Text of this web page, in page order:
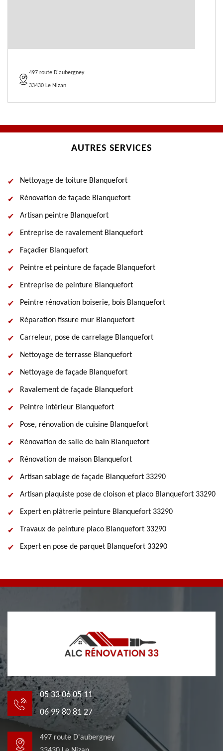
497 route D'aubergney
33430 Le Nizan
AUTRES SERVICES
Nettoyage de toiture Blanquefort
Rénovation de façade Blanquefort
Artisan peintre Blanquefort
Entreprise de ravalement Blanquefort
Façadier Blanquefort
Peintre et peinture de façade Blanquefort
Entreprise de peinture Blanquefort
Peintre rénovation boiserie, bois Blanquefort
Réparation fissure mur Blanquefort
Carreleur, pose de carrelage Blanquefort
Nettoyage de terrasse Blanquefort
Nettoyage de façade Blanquefort
Ravalement de façade Blanquefort
Peintre intérieur Blanquefort
Pose, rénovation de cuisine Blanquefort
Rénovation de salle de bain Blanquefort
Rénovation de maison Blanquefort
Artisan sablage de façade Blanquefort 33290
Artisan plaquiste pose de cloison et placo Blanquefort 33290
Expert en plâtrerie peinture Blanquefort 33290
Travaux de peinture placo Blanquefort 33290
Expert en pose de parquet Blanquefort 33290
05 33 06 05 11
06 99 80 81 27
497 route D'aubergney